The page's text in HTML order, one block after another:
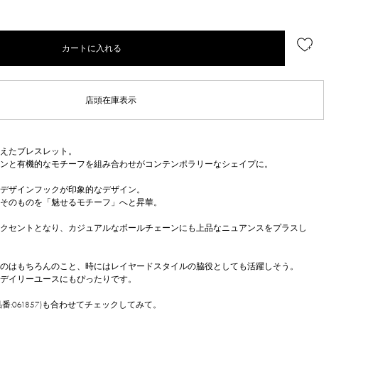
カートに入れる
店頭在庫表示
たブレスレット。
と有機的なモチーフを組み合わせがコンテンポラリーなシェイプに。
ザインフックが印象的なデザイン。
のものを「魅せるモチーフ」へと昇華。
セントとなり、カジュアルなボールチェーンにも上品なニュアンスをプラスし
はもちろんのこと、時にはレイヤードスタイルの脇役としても活躍しそう。
イリーユースにもぴったりです。
:061857)も合わせてチェックしてみて。